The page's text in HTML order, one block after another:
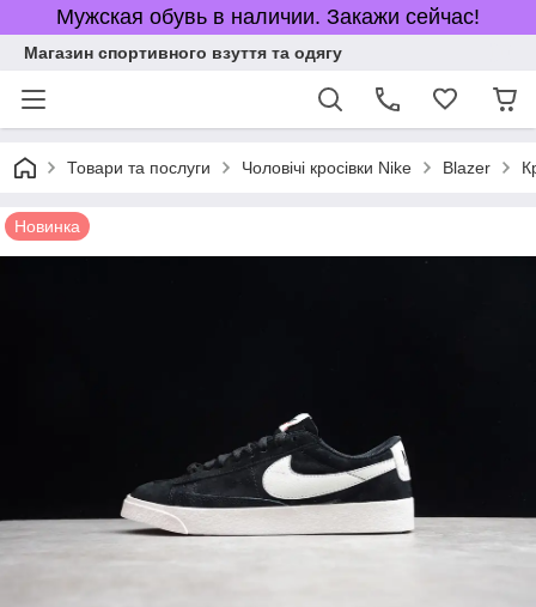
Мужская обувь в наличии. Закажи сейчас!
Магазин спортивного взуття та одягу
Товари та послуги Чоловічі кросівки Nike Blazer
Новинка